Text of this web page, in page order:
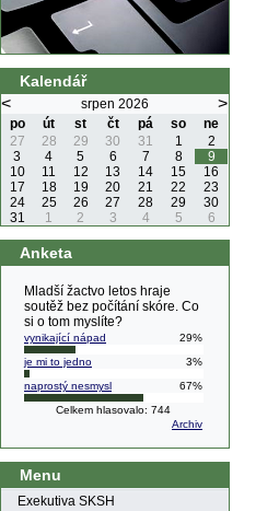
Kalendář
< srpen 2026 >
po út st čt pá so
ne
27
28 29 30 31 1
2
3
4 5 6 7 8
9
10
11 12 13 14 15
16
17
18 19 20 21 22
23
24
25 26 27 28 29
30
31
1 2 3 4 5 6
Anketa
Mladší žactvo letos hraje
soutěž bez počítání skóre. Co
si o tom myslíte?
vynikající nápad
29%
je mi to jedno
3%
naprostý nesmysl
67%
Celkem hlasovalo: 744
Archiv
Menu
Exekutiva SKSH